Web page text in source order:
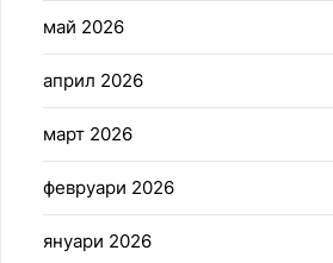
май 2026
април 2026
март 2026
февруари 2026
януари 2026